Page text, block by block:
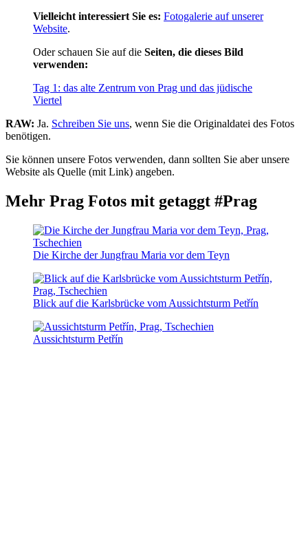
Vielleicht interessiert Sie es: Fotogalerie auf unserer
Website.
Oder schauen Sie auf die Seiten, die dieses Bild
verwenden:
Tag 1: das alte Zentrum von Prag und das jüdische
Viertel
RAW: Ja. Schreiben Sie uns, wenn Sie die Originaldatei des Fotos
benötigen.
Sie können unsere Fotos verwenden, dann sollten Sie aber unsere
Website als Quelle (mit Link) angeben.
Mehr Prag Fotos mit getaggt #Prag
Die Kirche der Jungfrau Maria vor dem Teyn
Blick auf die Karlsbrücke vom Aussichtsturm Petřín
Aussichtsturm Petřín